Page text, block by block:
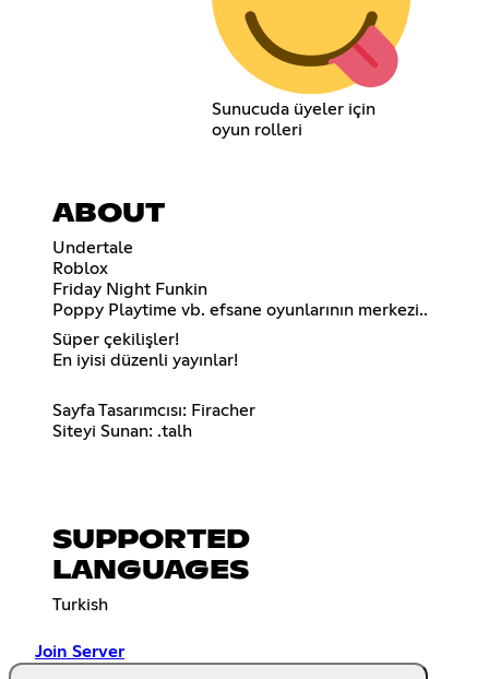
Sunucuda üyeler için
oyun rolleri
ABOUT
Undertale
Roblox
Friday Night Funkin
Poppy Playtime vb. efsane oyunlarının merkezi..
Süper çekilişler!
En iyisi düzenli yayınlar!
Sayfa Tasarımcısı: Firacher
Siteyi Sunan: .talh
SUPPORTED
LANGUAGES
Turkish
Join Server